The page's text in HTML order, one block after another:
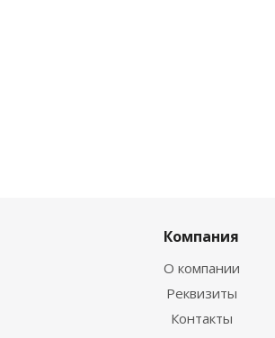
Компания
О компании
Реквизиты
Контакты